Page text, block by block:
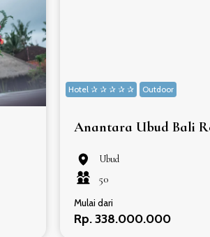
Hotel ✰ ✰ ✰ ✰ ✰ Outdoor
Anantara Ubud Bali
Ubud
50
Mulai dari
Rp. 338.000.000